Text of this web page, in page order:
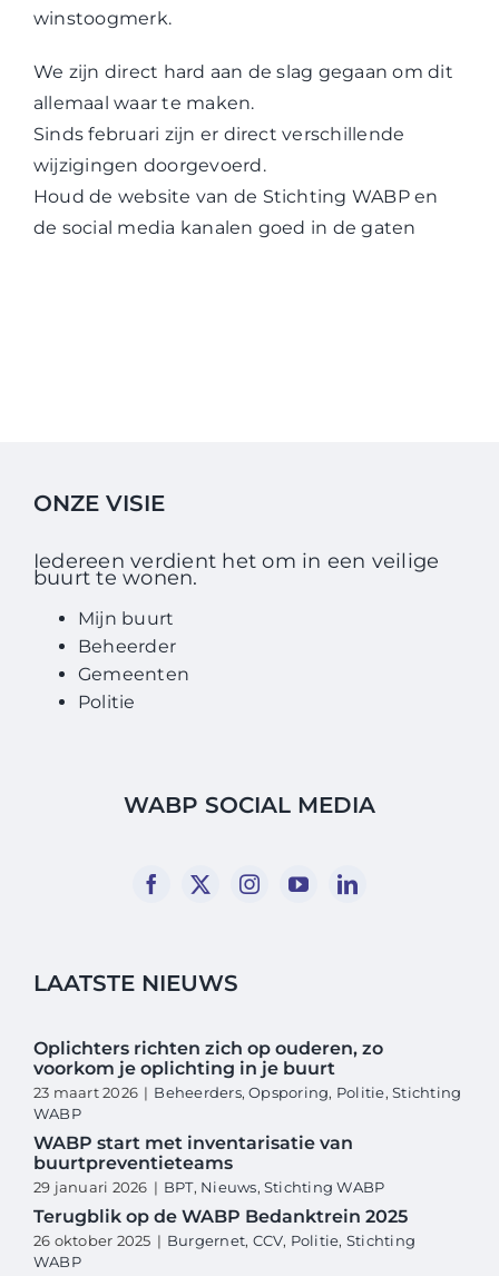
winstoogmerk.
We zijn direct hard aan de slag gegaan om dit
allemaal waar te maken.
Sinds februari zijn er direct verschillende
wijzigingen doorgevoerd.
Houd de website van de Stichting WABP en
de social media kanalen goed in de gaten
ONZE VISIE
Iedereen verdient het om in een veilige
buurt te wonen.
Mijn buurt
Beheerder
Gemeenten
Politie
WABP SOCIAL MEDIA
LAATSTE NIEUWS
Oplichters richten zich op ouderen, zo
voorkom je oplichting in je buurt
23 maart 2026 | Beheerders,Opsporing, Politie,Stichting
WABP
WABP start met inventarisatie van
buurtpreventieteams
29 januari 2026 | BPT, Nieuws, Stichting WABP
Terugblik op de WABP Bedanktrein 2025
26 oktober 2025 | Burgernet, CCV, Politie, Stichting
WABP